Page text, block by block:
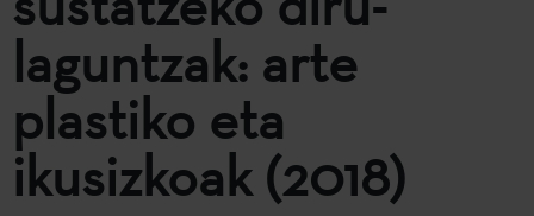
laguntzak: arte
plastiko eta
ikusizkoak (2018)